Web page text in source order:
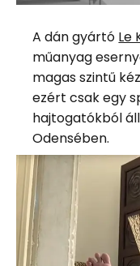
A dán gyártó Le
műanyag
magas szintű
ezért csak egy
hajtogatókból
Odensében.